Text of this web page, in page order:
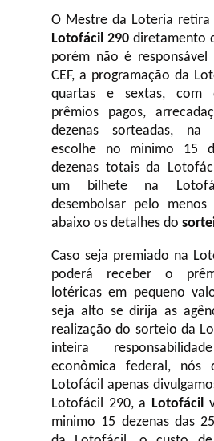
O Mestre da Loteria retira
Lotofácil 290 diretamento
porém não é
CEF, a programação da
quartas e sextas, com
prêmios pagos,
dezenas sorteadas, na
escolhe no minimo 15
dezenas totais da
um bilhete na
desembolsar pelo
abaixo os detalhes do
Caso seja premiado na
poderá receber o
lotéricas em pequeno
seja alto se dirija as
realização do sorteio da
inteira
econômica federal, nós
Lotofácil apenas
Lotofácil 290, a Lotofácil
minimo 15 dezenas das